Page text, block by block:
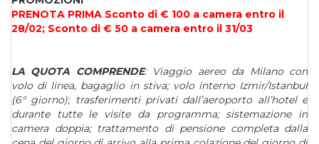
PRENOTA PRIMA Sconto di € 100 a camera entro il
28/02; Sconto di € 50 a camera entro il 31/03
LA QUOTA COMPRENDE: Viaggio aereo da Milano con
volo di linea, bagaglio in stiva; volo interno Izmir/Istanbul
(6° giorno); trasferimenti privati dall’aeroporto all’hotel e
durante tutte le visite da programma; sistemazione in
camera doppia; trattamento di pensione completa dalla